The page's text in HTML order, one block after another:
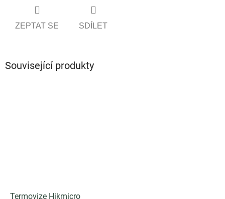
ZEPTAT SE SDÍLET
Související produkty
Termovize Hikmicro